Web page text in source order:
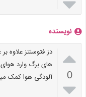
نویسنده

0

دز فتوسنتز علاوه
های برگ وارد
آلودگی هوا کمک